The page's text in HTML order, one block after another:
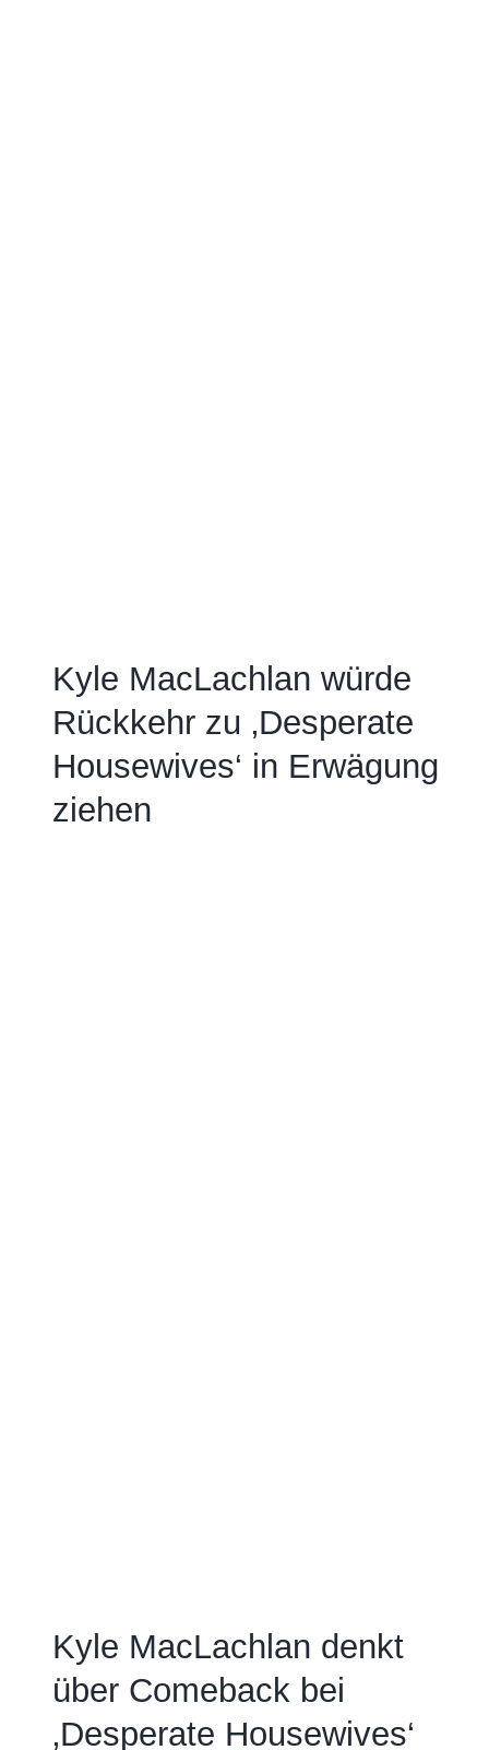
Kyle MacLachlan würde
Rückkehr zu ‚Desperate
Housewives‘ in Erwägung
ziehen
Kyle MacLachlan denkt
über Comeback bei
‚Desperate Housewives‘